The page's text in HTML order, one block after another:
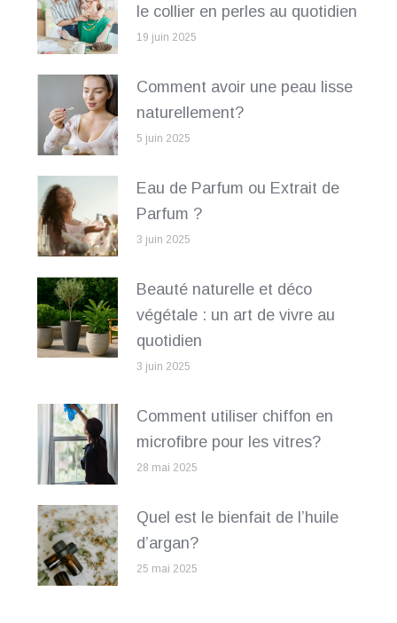
le collier en perles au quotidien
19 juin 2025
Comment avoir une peau lisse
naturellement?
5 juin 2025
Eau de Parfum ou Extrait de
Parfum ?
3 juin 2025
Beauté naturelle et déco
végétale : un art de vivre au
quotidien
3 juin 2025
Comment utiliser chiffon en
microfibre pour les vitres?
28 mai 2025
Quel est le bienfait de l’huile
d’argan?
25 mai 2025